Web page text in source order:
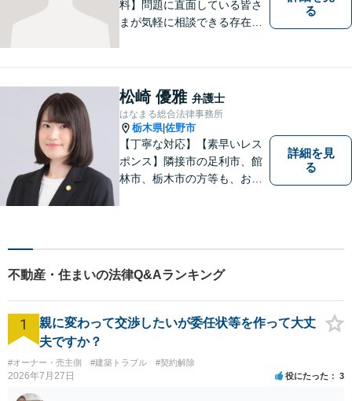
料】問題に直面している皆さ
まが気軽に相談できる存在に
／休日対応可能】公平・公正
な立場から、事件の見通しを
正確に伝えます。お気軽にご
相談ください。
る
松崎 優雅 弁護士
はなまる総合法律事務所
栃木県|佐野市
【丁寧な対応】【素早いレス
ポンス】隣接市の足利市、館
林市、栃木市の方等も、お気
ご相談は、内容によって、初
す。
詳細を見
る
不動産・住まいの法律Q&Aランキング
1
親に変わって交渉したいが委任状等を作って大丈
夫ですか？
#オーナー・売主側 #建築トラブル #契約解除
2026年7月27日 役にたった 3